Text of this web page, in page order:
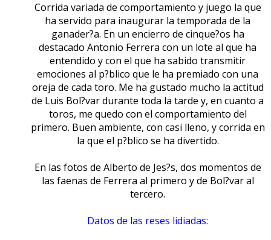
Corrida variada de comportamiento y juego la que
ha servido para inaugurar la temporada de la
ganader?a. En un encierro de cinque?os ha
destacado Antonio Ferrera con un lote al que ha
entendido y con el que ha sabido transmitir
emociones al p?blico que le ha premiado con una
oreja de cada toro. Me ha gustado mucho la actitud
de Luis Bol?var durante toda la tarde y, en cuanto a
toros, me quedo con el comportamiento del
primero. Buen ambiente, con casi lleno, y corrida en
la que el p?blico se ha divertido.
En las fotos de Alberto de Jes?s, dos momentos de
las faenas de Ferrera al primero y de Bol?var al
tercero.
Datos de las reses lidiadas: